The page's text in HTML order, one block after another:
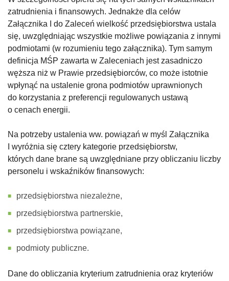
zatrudnienia i finansowych. Jednakże dla celów
Załącznika I do Zaleceń wielkość przedsiębiorstwa ustala
się, uwzględniając wszystkie możliwe powiązania z innymi
podmiotami (w rozumieniu tego załącznika). Tym samym
definicja MŚP zawarta w Zaleceniach jest zasadniczo
węższa niż w Prawie przedsiębiorców, co może istotnie
wpłynąć na ustalenie grona podmiotów uprawnionych
do korzystania z preferencji regulowanych ustawą
o cenach energii.
Na potrzeby ustalenia ww. powiązań w myśl Załącznika
I wyróżnia się cztery kategorie przedsiębiorstw,
których dane brane są uwzględniane przy obliczaniu liczby
personelu i wskaźników finansowych:
przedsiębiorstwa niezależne,
przedsiębiorstwa partnerskie,
przedsiębiorstwa powiązane,
podmioty publiczne.
Dane do obliczania kryterium zatrudnienia oraz kryteriów